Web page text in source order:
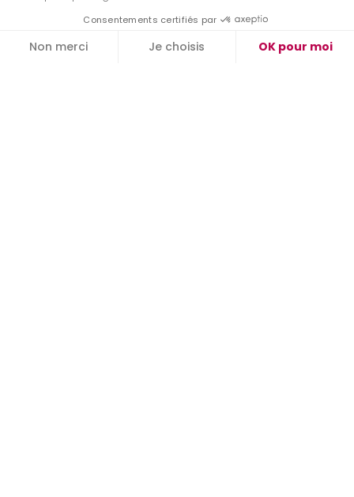
Consentements certifiés par
Non merci Je choisis OK pour moi